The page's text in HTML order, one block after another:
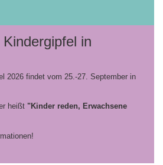
in
2026 findet vom 25.-27. September in
heißt "Kinder reden, Erwachsene